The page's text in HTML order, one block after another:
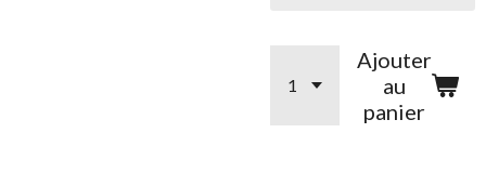
Ajouter
au
panier